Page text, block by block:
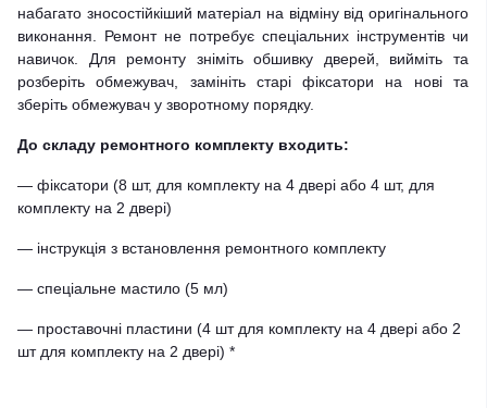
набагато зносостійкіший матеріал на відміну від оригінального
виконання. Ремонт не потребує спеціальних інструментів чи
навичок. Для ремонту зніміть обшивку дверей, вийміть та
розберіть обмежувач, замініть старі фіксатори на нові та
зберіть обмежувач у зворотному порядку.
До складу ремонтного комплекту входить:
— фіксатори (8 шт, для комплекту на 4 двері або 4 шт, для
комплекту на 2 двері)
— інструкція з встановлення ремонтного комплекту
— спеціальне мастило (5 мл)
— проставочні пластини (4 шт для комплекту на 4 двері або 2
шт для комплекту на 2 двері) *